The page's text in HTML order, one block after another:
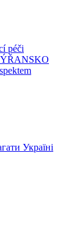
péči
Україні